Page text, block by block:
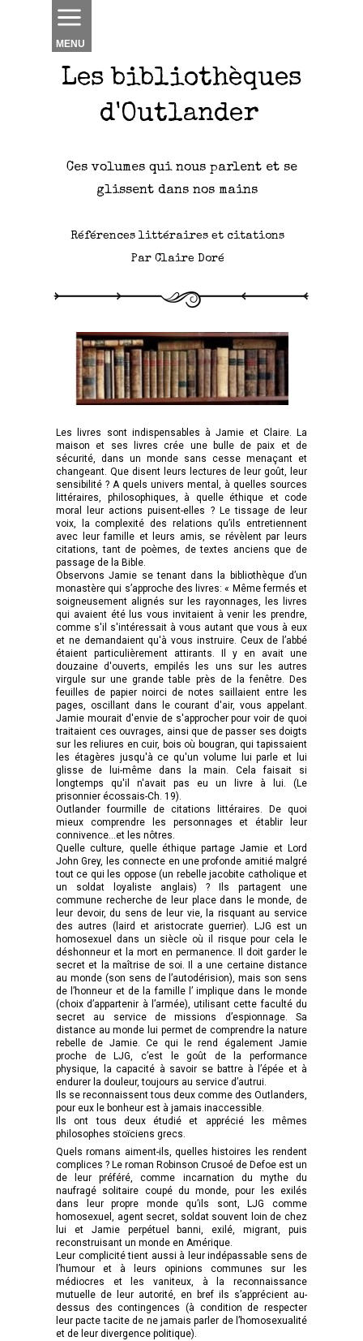
MENU
Les livres sont indispensables à Jamie et Claire. La
maison et ses livres crée une bulle de paix et de
sécurité, dans un monde sans cesse menaçant et
changeant. Que disent leurs lectures de leur goût, leur
sensibilité ? A quels univers mental, à quelles sources
littéraires, philosophiques, à quelle éthique et code
moral leur actions puisent-elles ? Le tissage de leur
voix, la complexité des relations qu’ils entretiennent
avec leur famille et leurs amis, se révèlent par leurs
citations, tant de poèmes, de textes anciens que de
passage de la Bible.
Observons Jamie se tenant dans la bibliothèque d’un
monastère qui s’approche des livres: « Même fermés et
soigneusement alignés sur les rayonnages, les livres
qui avaient été lus vous invitaient à venir les prendre,
comme s'il s'intéressait à vous autant que vous à eux
et ne demandaient qu'à vous instruire. Ceux de l’abbé
étaient particulièrement attirants. Il y en avait une
douzaine d'ouverts, empilés les uns sur les autres
virgule sur une grande table près de la fenêtre. Des
feuilles de papier noirci de notes saillaient entre les
pages, oscillant dans le courant d'air, vous appelant.
Jamie mourait d'envie de s'approcher pour voir de quoi
traitaient ces ouvrages, ainsi que de passer ses doigts
sur les reliures en cuir, bois où bougran, qui tapissaient
les étagères jusqu'à ce qu'un volume lui parle et lui
glisse de lui-même dans la main. Cela faisait si
longtemps qu'il n'avait pas eu un livre à lui. (Le
prisonnier écossais-Ch. 19).
Outlander fourmille de citations littéraires. De quoi
mieux comprendre les personnages et établir leur
connivence…et les nôtres.
Quelle culture, quelle éthique partage Jamie et Lord
John Grey, les connecte en une profonde amitié malgré
tout ce qui les oppose (un rebelle jacobite catholique et
un soldat loyaliste anglais) ? Ils partagent une
commune recherche de leur place dans le monde, de
leur devoir, du sens de leur vie, la risquant au service
des autres (laird et aristocrate guerrier). LJG est un
homosexuel dans un siècle où il risque pour cela le
déshonneur et la mort en permanence. Il doit garder le
secret et la maîtrise de soi. Il a une certaine distance
au monde (son sens de l’autodérision), mais son sens
de l’honneur et de la famille l’ implique dans le monde
(choix d’appartenir à l’armée), utilisant cette faculté du
secret au service de missions d’espionnage. Sa
distance au monde lui permet de comprendre la nature
rebelle de Jamie. Ce qui le rend également Jamie
proche de LJG, c’est le goût de la performance
physique, la capacité à savoir se battre à l’épée et à
endurer la douleur, toujours au service d’autrui.
Ils se reconnaissent tous deux comme des Outlanders,
pour eux le bonheur est à jamais inaccessible.
Ils ont tous deux étudié et apprécié les mêmes
philosophes stoïciens grecs.
Quels romans aiment-ils, quelles histoires les rendent
complices ? Le roman Robinson Crusoé de Defoe est un
de leur préféré, comme incarnation du mythe du
naufragé solitaire coupé du monde, pour les exilés
dans leur propre monde qu’ils sont, LJG comme
homosexuel, agent secret, soldat souvent loin de chez
lui et Jamie perpétuel banni, exilé, migrant, puis
reconstruisant un monde en Amérique.
Leur complicité tient aussi à leur indépassable sens de
l’humour et à leurs opinions communes sur les
médiocres et les vaniteux, à la reconnaissance
mutuelle de leur autorité, en bref ils s’apprécient au-
dessus des contingences (à condition de respecter
leur pacte tacite de ne jamais parler de l’homosexualité
et de leur divergence politique).
Les bibliothèques
d'Outlander
Ces volumes qui nous parlent et se
glissent dans nos mains
Références littéraires et citations
Par Claire Doré